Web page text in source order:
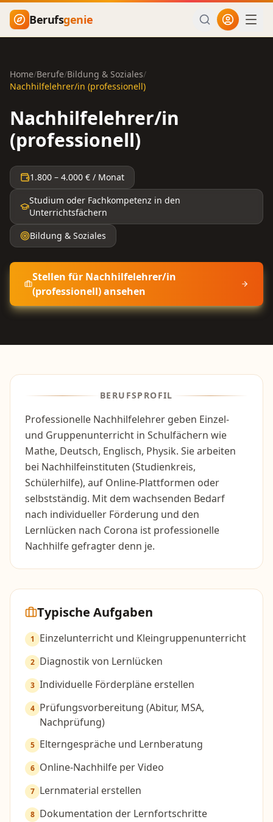
Zum Hauptinhalt springen
Berufsgenie
Home/Berufe/Bildung & Soziales/
Nachhilfelehrer/in (professionell)
Nachhilfelehrer/in
(professionell)
1.800 – 4.000 € / Monat
Studium oder Fachkompetenz in den
Unterrichtsfächern
Bildung & Soziales
Stellen für Nachhilfelehrer/in
(professionell)ansehen
BERUFSPROFIL
Professionelle Nachhilfelehrer geben Einzel-
und Gruppenunterricht in Schulfächern wie
Mathe, Deutsch, Englisch, Physik. Sie arbeiten
bei Nachhilfeinstituten (Studienkreis,
Schülerhilfe), auf Online-Plattformen oder
selbstständig. Mit dem wachsenden Bedarf
nach individueller Förderung und den
Lernlücken nach Corona ist professionelle
Nachhilfe gefragter denn je.
Typische Aufgaben
1 Einzelunterricht und Kleingruppenunterricht
2 Diagnostik von Lernlücken
3 Individuelle Förderpläne erstellen
4 Prüfungsvorbereitung (Abitur, MSA,
Nachprüfung)
5 Elterngespräche und Lernberatung
6 Online-Nachhilfe per Video
7 Lernmaterial erstellen
8 Dokumentation der Lernfortschritte